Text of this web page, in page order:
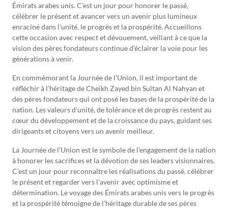
Émirats arabes unis. C’est un jour pour honorer le passé,
célébrer le présent et avancer vers un avenir plus lumineux
enraciné dans l’unité, le progrès et la prospérité. Accueillons
cette occasion avec respect et dévouement, veillant à ce que la
vision des pères fondateurs continue d’éclairer la voie pour les
générations à venir.
En commémorant la Journée de l’Union, il est important de
réfléchir à l’héritage de Cheikh Zayed bin Sultan Al Nahyan et
des pères fondateurs qui ont posé les bases de la prospérité de la
nation. Les valeurs d’unité, de tolérance et de progrès restent au
cœur du développement et de la croissance du pays, guidant ses
dirigeants et citoyens vers un avenir meilleur.
La Journée de l’Union est le symbole de l’engagement de la nation
à honorer les sacrifices et la dévotion de ses leaders visionnaires.
C’est un jour pour reconnaître les réalisations du passé, célébrer
le présent et regarder vers l’avenir avec optimisme et
détermination. Le voyage des Émirats arabes unis vers le progrès
et la prospérité témoigne de l’héritage durable de ses pères